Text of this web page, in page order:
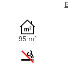
95 m²